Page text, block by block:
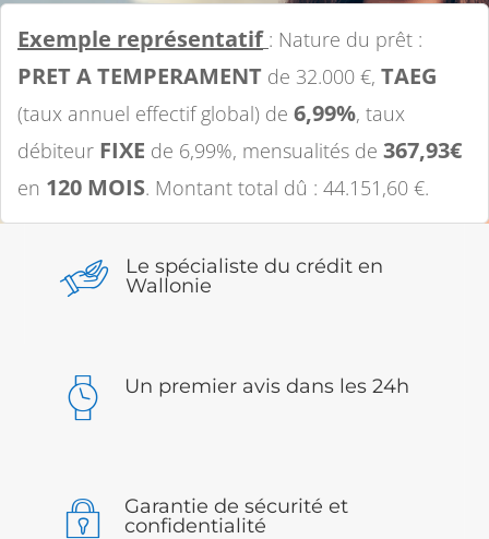
Exemple représentatif : Nature du prêt :
PRET A TEMPERAMENT de 32.000 €, TAEG
(taux annuel effectif global) de 6,99%, taux
débiteur FIXE de 6,99%, mensualités de 367,93€
en 120 MOIS. Montant total dû : 44.151,60 €.
Le spécialiste du crédit en
Wallonie
Un premier avis dans les 24h
Garantie de sécurité et
confidentialité